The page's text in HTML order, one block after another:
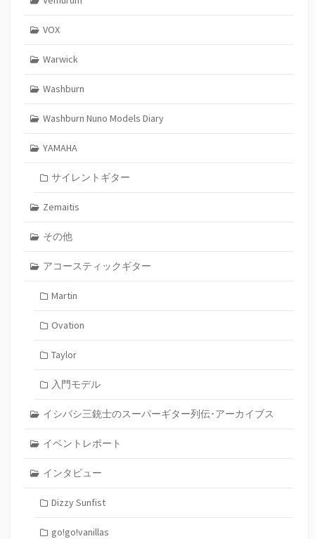
VOX
Warwick
Washburn
Washburn Nuno Models Diary
YAMAHA
サイレントギター
Zemaitis
その他
アコースティックギター
Martin
Ovation
Taylor
入門モデル
イシバシ三銃士のスーパーギター列伝･アーカイブス
イベントレポート
インタビュー
Dizzy Sunfist
go!go!vanillas